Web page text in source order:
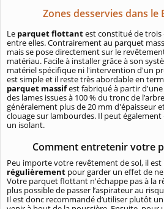
Zones desservies dans le
Le parquet flottantest constitué de trois
entre elles. Contrairement au parquet
mais se pose directement sur le
matériau. Facile à installer grâce à son
matériel spécifique ni l'intervention d'un
est simple et il reste très abordable en
parquet massifest fabriqué à partir d'une
des lames issues à 100 % du tronc de
généralement plus de 20 mm d'épaisseur
clouage sur lambourdes. Il peut
un isolant.
Comment entretenir votre
Peu importe votre revêtement de sol, il est
régulièrement pour garder un effet de
Votre parquet flottant n'échappe pas à la
plus possible de passer l’aspirateur au
Il est donc recommandé d’utiliser plutôt un